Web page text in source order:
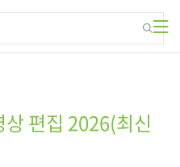
편집 2026(최신